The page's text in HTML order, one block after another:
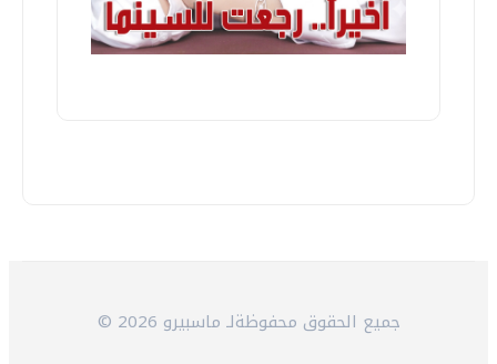
© 2026 جميع الحقوق محفوظةلـ ماسبيرو